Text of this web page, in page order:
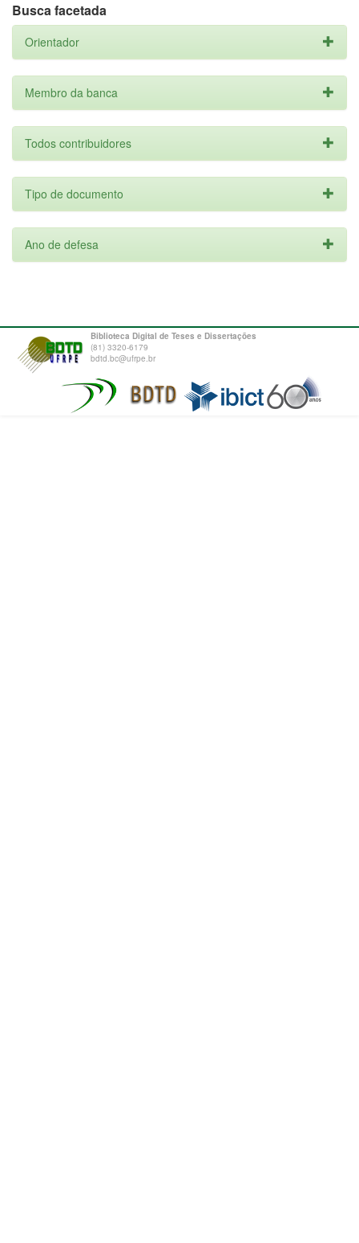
Busca facetada
Orientador
Membro da banca
Todos contribuidores
Tipo de documento
Ano de defesa
Biblioteca Digital de Teses e Dissertações
(81) 3320-6179
bdtd.bc@ufrpe.br